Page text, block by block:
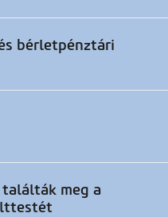
bérletpénztári
meg a